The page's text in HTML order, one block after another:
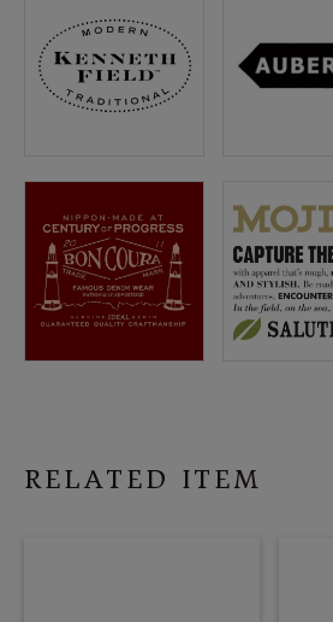
RELATED ITEM